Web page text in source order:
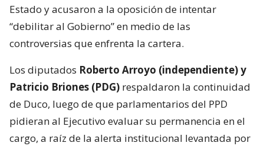
Estado y acusaron a la oposición de intentar
“debilitar al Gobierno” en medio de las
controversias que enfrenta la cartera.
Los diputados Roberto Arroyo (independiente) y
Patricio Briones (PDG) respaldaron la continuidad
de Duco, luego de que parlamentarios del PPD
pidieran al Ejecutivo evaluar su permanencia en el
cargo, a raíz de la alerta institucional levantada por